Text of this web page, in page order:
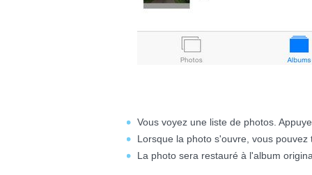
Vous voyez une liste de photos.
Lorsque la photo s'ouvre, vous
La photo sera restauré à l'album